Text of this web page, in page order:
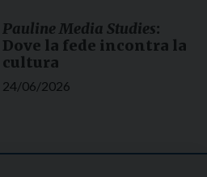
Pauline Media Studies:
Dove la fede incontra la
cultura
24/06/2026